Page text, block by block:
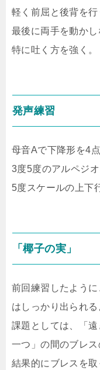
軽く前屈と後背を行
最後に両手を動かし
特に吐く方を強く。
発声練習
母音Aで下降形を4
3度5度のアルペジオ
5度スケールの上下
「椰子の実」
前回練習したよう
はしっかり出られる
課題としては、「
一つ」の間のブレス
結果的にブレスを取